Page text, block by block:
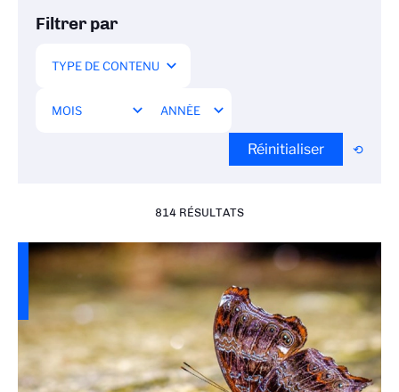
Filtrer par
Réinitialiser
814 RÉSULTATS